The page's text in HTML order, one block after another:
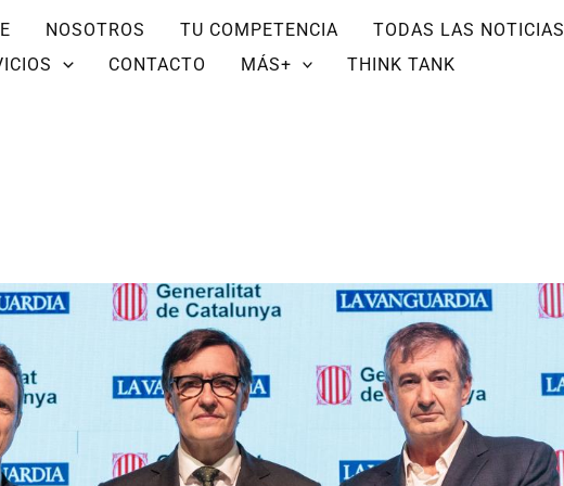
NOSOTROS TU COMPETENCIA TODAS LAS NOTICIAS
CONTACTO MÁS+ THINK TANK